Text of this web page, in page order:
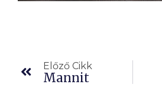
Előző Cikk
Mannit